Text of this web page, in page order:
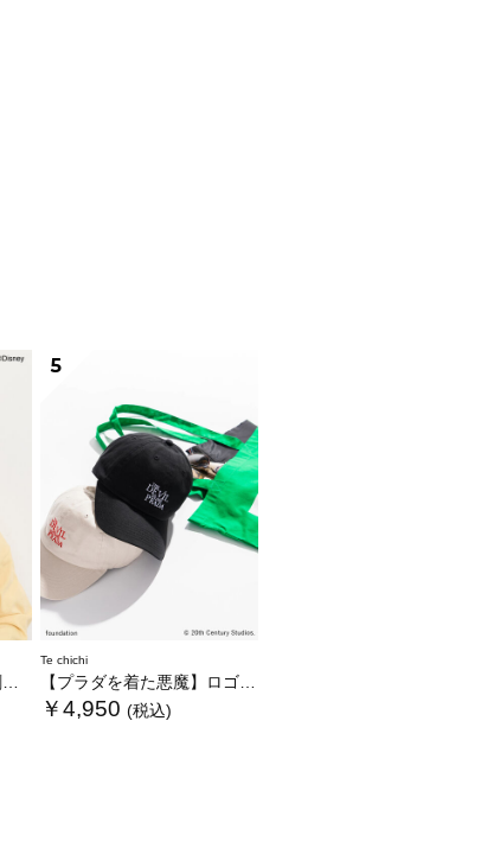
5
Te chichi
【プラダを着た悪魔】ロゴキャップ
￥4,950 (税込)